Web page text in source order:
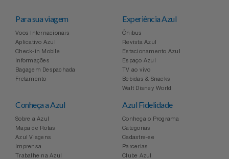
Para sua viagem
Voos Internacionais
Aplicativo Azul
Check-in Mobile
Informações
Bagagem Despachada
Fretamento
Experiência Azul
Ônibus
Revista Azul
Estacionamento Azul
Espaço Azul
TV ao vivo
Bebidas & Snacks
Walt Disney World
Conheça a Azul
Sobre a Azul
Mapa de Rotas
Azul Viagens
Imprensa
Trabalhe na Azul
Azul Fidelidade
Conheça o Programa
Categorias
Cadastre-se
Parcerias
Clube Azul